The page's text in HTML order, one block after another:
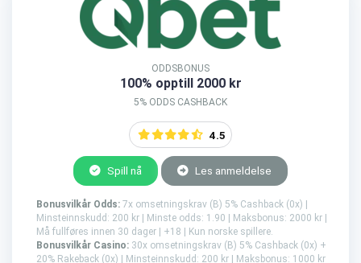
ODDSBONUS
100% opptill 2000 kr
5% ODDS CASHBACK
4.5
Spill nå Les anmeldelse
Bonusvilkår Odds: 7x omsetningskrav (B) 5% Cashback (0x) |
Minsteinnskudd: 200 kr | Minste odds: 1.90 | Maksbonus: 2000 kr |
Må fullføres innen 30 dager | +18 | Kun norske spillere.
Bonusvilkår Casino: 30x omsetningskrav (B) 5% Cashback (0x) +
20% Rakeback (0x) | Minsteinnskudd: 200 kr | Maksbonus: 1000 kr